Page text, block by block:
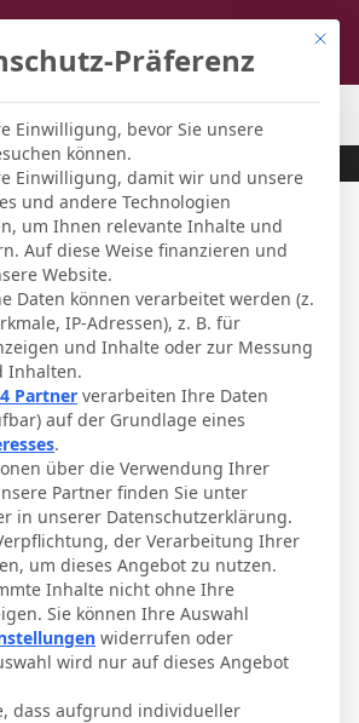
- der 15. Spieltag
Seite 1 / 3
RSS
Mit
Präferenz
Einwilligung, bevor Sie unsere
können.
Einwilligung, damit wir und unsere
und andere Technologien
um Ihnen relevante Inhalte und
Auf diese Weise finanzieren und
Website.
Daten können verarbeitet werden (z.
IP-Adressen), z. B. für
und Inhalte oder zur Messung
Inhalten.
Partner verarbeiten Ihre Daten
auf der Grundlage eines
.
über die Verwendung Ihrer
Partner finden Sie unter
in unserer Datenschutzerklärung.
der Verarbeitung Ihrer
um dieses Angebot zu nutzen.
Inhalte nicht ohne Ihre
Sie können Ihre Auswahl
widerrufen oder
wird nur auf dieses Angebot
dass aufgrund individueller